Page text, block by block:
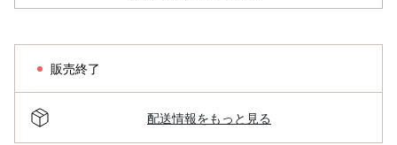
販売終了
配送情報をもっと見る